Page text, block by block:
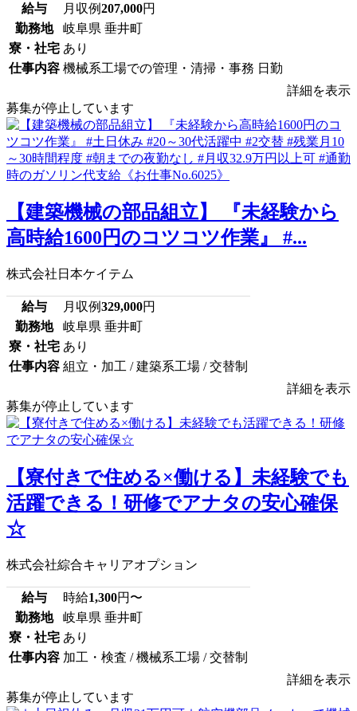
給与 月収例207,000円
勤務地
岐阜県 垂井町
寮・社宅 あり
仕事内容 機械系工場での管理・清掃・事務 日勤
詳細を表示
募集が停止しています
【建築機械の部品組立】 『未経験から
高時給1600円のコツコツ作業』 #...
株式会社日本ケイテム
給与 月収例329,000円
勤務地
岐阜県 垂井町
寮・社宅 あり
仕事内容 組立・加工 / 建築系工場 / 交替制
詳細を表示
募集が停止しています
【寮付きで住める×働ける】未経験でも
活躍できる！研修でアナタの安心確保
☆
株式会社綜合キャリアオプション
給与 時給1,300円〜
勤務地
岐阜県 垂井町
寮・社宅 あり
仕事内容 加工・検査 / 機械系工場 / 交替制
詳細を表示
募集が停止しています